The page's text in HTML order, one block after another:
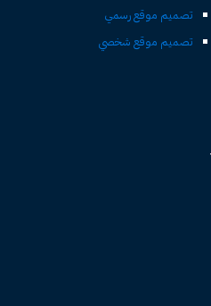
تصميم موقع رسمي
تصميم موقع شخصي